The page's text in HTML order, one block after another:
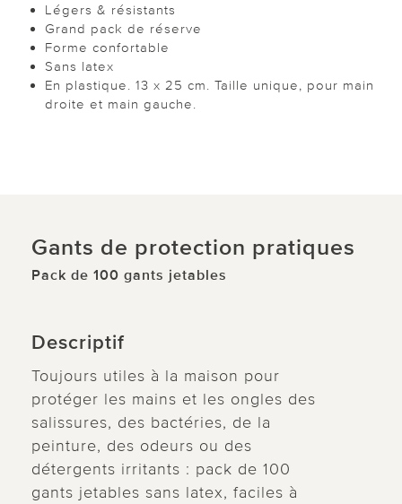
Légers & résistants
Grand pack de réserve
Forme confortable
Sans latex
En plastique. 13 x 25 cm. Taille unique, pour main
droite et main gauche.
Gants de protection pratiques
Pack de 100 gants jetables
Descriptif
Toujours utiles à la maison pour
protéger les mains et les ongles des
salissures, des bactéries, de la
peinture, des odeurs ou des
détergents irritants : pack de 100
gants jetables sans latex, faciles à